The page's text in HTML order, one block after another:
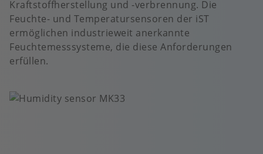
Kraftstoffherstellung und -verbrennung. Die
Feuchte- und Temperatursensoren der iST
ermöglichen industrieweit anerkannte
Feuchtemesssysteme, die diese Anforderungen
erfüllen.